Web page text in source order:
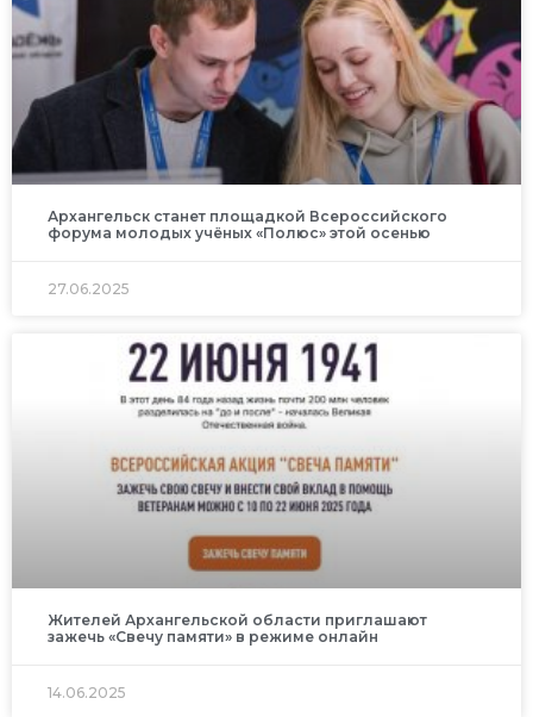
Архангельск станет площадкой Всероссийского
форума молодых учёных «Полюс» этой осенью
27.06.2025
Жителей Архангельской области приглашают
зажечь «Свечу памяти» в режиме онлайн
14.06.2025